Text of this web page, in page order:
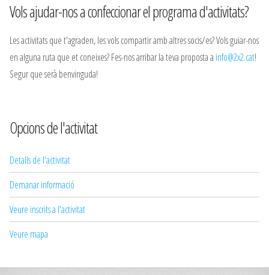
Vols ajudar-nos a confeccionar el programa d'activitats?
Les activitats que t'agraden, les vols compartir amb altres socis/es? Vols guiar-nos
en alguna ruta que et coneixes? Fes-nos arribar la teva proposta a info@2x2.cat!
Segur que serà benvinguda!
Opcions de l'activitat
Detalls de l'activitat
Demanar informació
Veure inscrits a l'activitat
Veure mapa